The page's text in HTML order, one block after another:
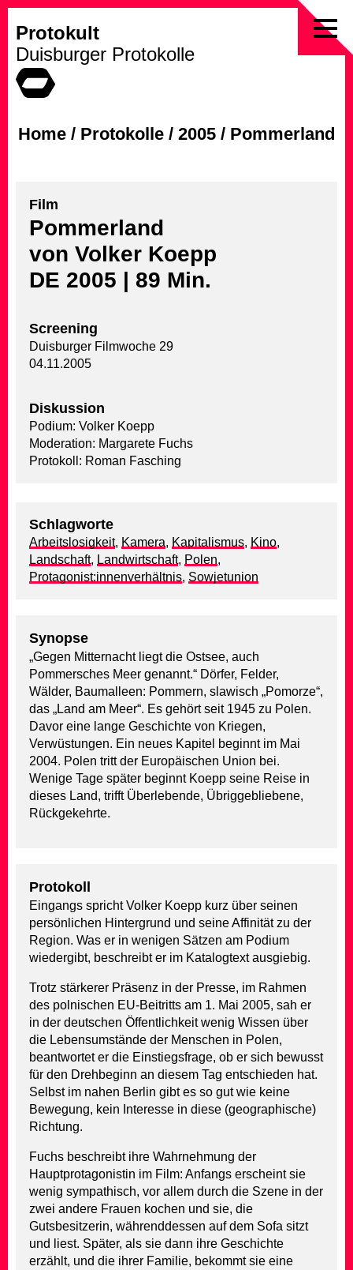
to
Protokult
Duisburger Protokolle
Home / Protokolle / 2005 / Pommerland
Film
Pommerland
von Volker Koepp
DE 2005 | 89 Min.
Screening
Duisburger Filmwoche 29
04.11.2005
Diskussion
Podium: Volker Koepp
Moderation: Margarete Fuchs
Protokoll: Roman Fasching
Schlagworte
Arbeitslosigkeit, Kamera, Kapitalismus, Kino,
Landschaft, Landwirtschaft, Polen,
Protagonist:innenverhältnis, Sowjetunion
Synopse
„Gegen Mitternacht liegt die Ostsee, auch
Pommersches Meer genannt.“ Dörfer, Felder,
Wälder, Baumalleen: Pommern, slawisch „Pomorze“,
das „Land am Meer“. Es gehört seit 1945 zu Polen.
Davor eine lange Geschichte von Kriegen,
Verwüstungen. Ein neues Kapitel beginnt im Mai
2004. Polen tritt der Europäischen Union bei.
Wenige Tage später beginnt Koepp seine Reise in
dieses Land, trifft Überlebende, Übriggebliebene,
Rückgekehrte.
Protokoll
Eingangs spricht Volker Koepp kurz über seinen
persönlichen Hintergrund und seine Affinität zu der
Region. Was er in wenigen Sätzen am Podium
wiedergibt, beschreibt er im Katalogtext ausgiebig.
Trotz stärkerer Präsenz in der Presse, im Rahmen
des polnischen EU-Beitritts am 1. Mai 2005, sah er
in der deutschen Öffentlichkeit wenig Wissen über
die Lebensumstände der Menschen in Polen,
beantwortet er die Einstiegsfrage, ob er sich bewusst
für den Drehbeginn an diesem Tag entschieden hat.
Selbst im nahen Berlin gibt es so gut wie keine
Bewegung, kein Interesse in diese (geographische)
Richtung.
Fuchs beschreibt ihre Wahrnehmung der
Hauptprotagonistin im Film: Anfangs erscheint sie
wenig sympathisch, vor allem durch die Szene in der
zwei andere Frauen kochen und sie, die
Gutsbesitzerin, währenddessen auf dem Sofa sitzt
und liest. Später, als sie dann ihre Geschichte
erzählt, und die ihrer Familie, bekommt sie eine